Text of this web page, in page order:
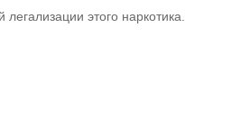
этого наркотика.